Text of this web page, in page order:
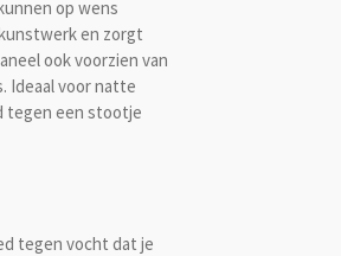
op wens
en zorgt
ook voorzien van
Ideaal voor natte
tegen een stootje
tegen vocht dat je